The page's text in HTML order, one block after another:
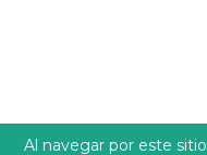
Al navegar por este sitio